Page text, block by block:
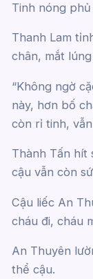
Tinh nóng
Thanh Lam
chân, mắt
“Không ngờ
này, hơn bố
còn rỉ tinh,
Thành Tấn hít
cậu vẫn còn
Cậu liếc An
cháu đi, cháu
An Thuyên
thể cậu.